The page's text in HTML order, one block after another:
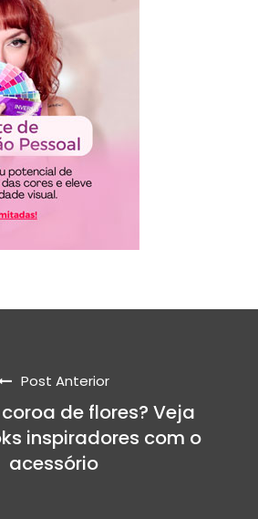
Post Anterior
de flores? Veja
inspiradores com o
acessório